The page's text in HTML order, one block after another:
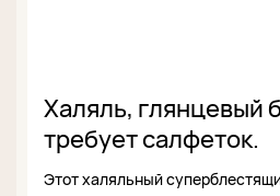
Халяль, глянцевый
требует салфеток.
Этот халяльный